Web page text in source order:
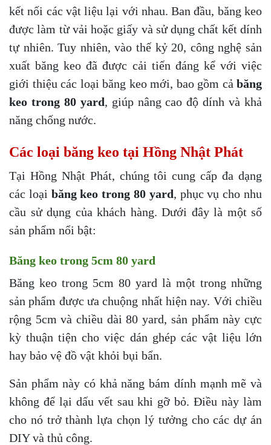
kết nối các vật liệu lại với nhau. Ban đầu, băng keo
được làm từ vải hoặc giấy và sử dụng chất kết dính
tự nhiên. Tuy nhiên, vào thế kỷ 20, công nghệ sản
xuất băng keo đã được cải tiến đáng kể với việc
giới thiệu các loại băng keo mới, bao gồm cả băng
keo trong 80 yard, giúp nâng cao độ dính và khả
năng chống nước.
Các loại băng keo tại Hồng Nhật Phát
Tại Hồng Nhật Phát, chúng tôi cung cấp đa dạng
các loại băng keo trong 80 yard, phục vụ cho nhu
cầu sử dụng của khách hàng. Dưới đây là một số
sản phẩm nổi bật:
Băng keo trong 5cm 80 yard
Băng keo trong 5cm 80 yard là một trong những
sản phẩm được ưa chuộng nhất hiện nay. Với chiều
rộng 5cm và chiều dài 80 yard, sản phẩm này cực
kỳ thuận tiện cho việc dán ghép các vật liệu lớn
hay bảo vệ đồ vật khỏi bụi bẩn.
Sản phẩm này có khả năng bám dính mạnh mẽ và
không để lại dấu vết sau khi gỡ bỏ. Điều này làm
cho nó trở thành lựa chọn lý tưởng cho các dự án
DIY và thủ công.